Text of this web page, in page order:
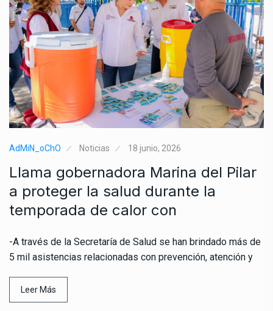
AdMiN_oChO Noticias 18 junio, 2026
Llama gobernadora Marina del Pilar
a proteger la salud durante la
temporada de calor con
-A través de la Secretaría de Salud se han brindado más de
5 mil asistencias relacionadas con prevención, atención y
Leer Más